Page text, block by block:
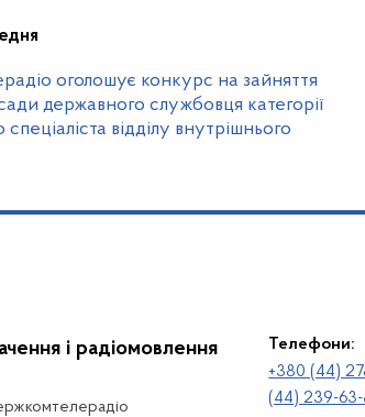
оголошує конкурс на зайняття
державного службовця категорії
відділу внутрішнього
і радіомовлення
Телефони:
+380 (44)
(44) 239-